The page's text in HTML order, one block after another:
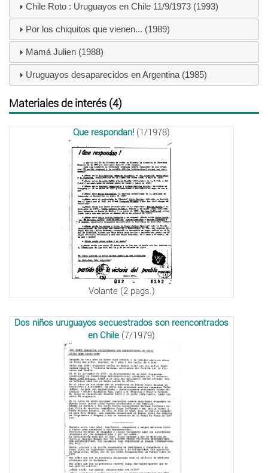
Chile Roto : Uruguayos en Chile 11/9/1973 (1993)
Por los chiquitos que vienen... (1989)
Mamá Julien (1988)
Uruguayos desaparecidos en Argentina (1985)
Materiales de interés (4)
Que respondan! (1/1978)
Volante (2 pags.)
Dos niños uruguayos secuestrados son reencontrados
en Chile (7/1979)